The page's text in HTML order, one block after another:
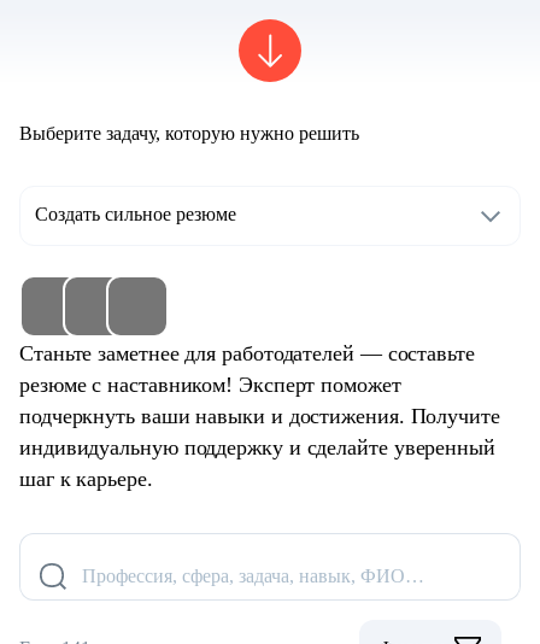
Выберите задачу, которую нужно решить
Создать сильное резюме
Станьте заметнее для работодателей — составьте
резюме с наставником! Эксперт поможет
подчеркнуть ваши навыки и достижения. Получите
индивидуальную поддержку и сделайте уверенный
шаг к карьере.
Профессия, сфера, задача, навык, ФИО…